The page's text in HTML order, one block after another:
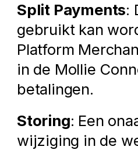
Split Payments:
gebruikt kan
Platform
in de Mollie
betalingen.
Storing: Een
wijziging in de